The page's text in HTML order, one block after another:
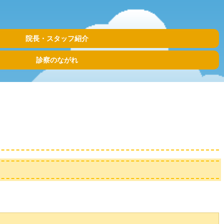
院長・スタッフ紹介
診察のながれ